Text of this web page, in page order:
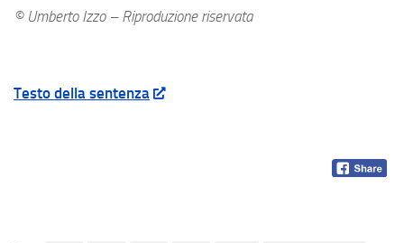
© Umberto Izzo – Riproduzione riservata
Testo della sentenza